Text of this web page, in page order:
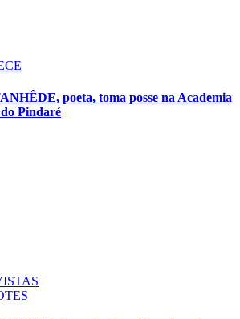
poeta, toma posse na Academia
Pindaré